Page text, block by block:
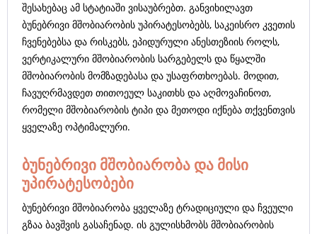
შესახებაც ამ სტატიაში ვისაუბრებთ. განვიხილავთ
ბუნებრივი მშობიარობის უპირატესობებს, საკეისრო კვეთის
ჩვენებებსა და რისკებს, ეპიდურული ანესთეზიის როლს,
ვერტიკალური მშობიარობის სარგებელს და წყალში
მშობიარობის მომზადებასა და უსაფრთხოებას. მოდით,
ჩავუღრმავდეთ თითოეულ საკითხს და აღმოვაჩინოთ,
რომელი მშობიარობის ტიპი და მეთოდი იქნება თქვენთვის
ყველაზე ოპტიმალური.
ბუნებრივი მშობიარობა და მისი
უპირატესობები
ბუნებრივი მშობიარობა ყველაზე ტრადიციული და ჩვეული
გზაა ბავშვის გასაჩენად. ის გულისხმობს მშობიარობის